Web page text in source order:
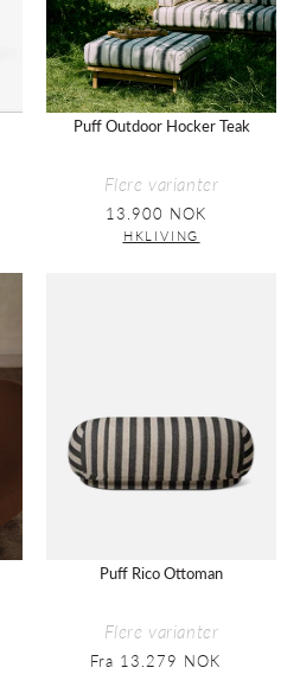
Puff Outdoor Hocker Teak
Flere varianter
Vanlig
pris
13.900 NOK
HKLIVING
Puff Rico Ottoman
Flere varianter
Vanlig
Fra 13.279 NOK